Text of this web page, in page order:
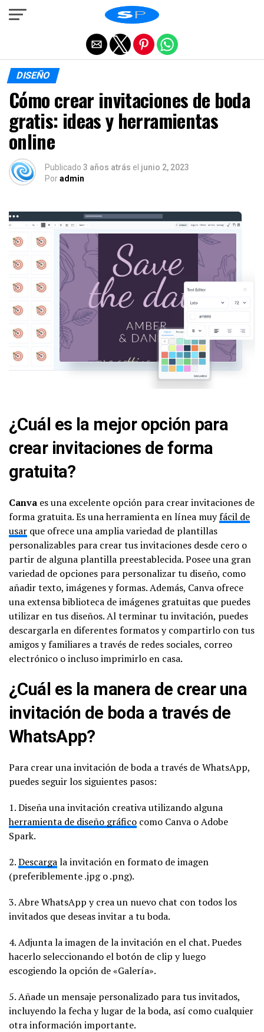
DISEÑO
Cómo crear invitaciones de boda
gratis: ideas y herramientas
online
Publicado 3 años atrás el junio 2, 2023
Poradmin
¿Cuál es la mejor opción para
crear invitaciones de forma
gratuita?
Canva es una excelente opción para crear invitaciones de
forma gratuita. Es una herramienta en línea muyfácil de
usar que ofrece una amplia variedad de plantillas
personalizables para crear tus invitaciones desde cero o
partir de alguna plantilla preestablecida. Posee una gran
variedad de opciones para personalizar tu diseño, como
añadir texto, imágenes y formas. Además, Canva ofrece
una extensa biblioteca de imágenes gratuitas que puedes
utilizar en tus diseños. Al terminar tu invitación, puedes
descargarla en diferentes formatos y compartirlo con tus
amigos y familiares a través de redes sociales, correo
electrónico o incluso imprimirlo en casa.
¿Cuál es la manera de crear una
invitación de boda a través de
WhatsApp?
Para crear una invitación de boda a través de WhatsApp,
puedes seguir los siguientes pasos:
1. Diseña una invitación creativa utilizando alguna
herramienta de diseño gráfico como Canva o Adobe
Spark.
2.Descargala invitación en formato de imagen
(preferiblemente .jpg o .png).
3. Abre WhatsApp y crea un nuevo chat con todos los
invitados que deseas invitar a tu boda.
4. Adjunta la imagen de la invitación en el chat. Puedes
hacerlo seleccionando el botón de clip y luego
escogiendo la opción de «Galería».
5. Añade un mensaje personalizado para tus invitados,
incluyendo la fecha y lugar de la boda, así como cualquier
otra información importante.
Salir de la versión móvil